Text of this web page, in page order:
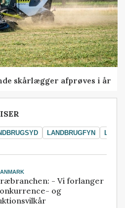
skårlægger afprøves i år
LANDBRUGFYN
- Vi forlanger
og